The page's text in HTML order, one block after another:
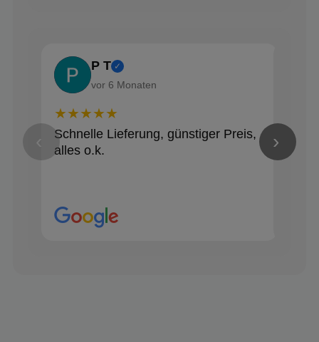
P T ✓
vor 6 Monaten
★★★★★
Schnelle Lieferung, günstiger Preis,
alles o.k.
›